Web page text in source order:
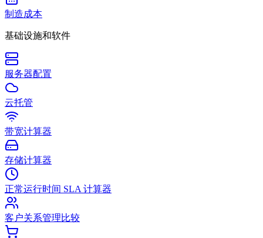
制造成本
基础设施和软件
服务器配置
云托管
带宽计算器
存储计算器
正常运行时间 SLA 计算器
客户关系管理比较